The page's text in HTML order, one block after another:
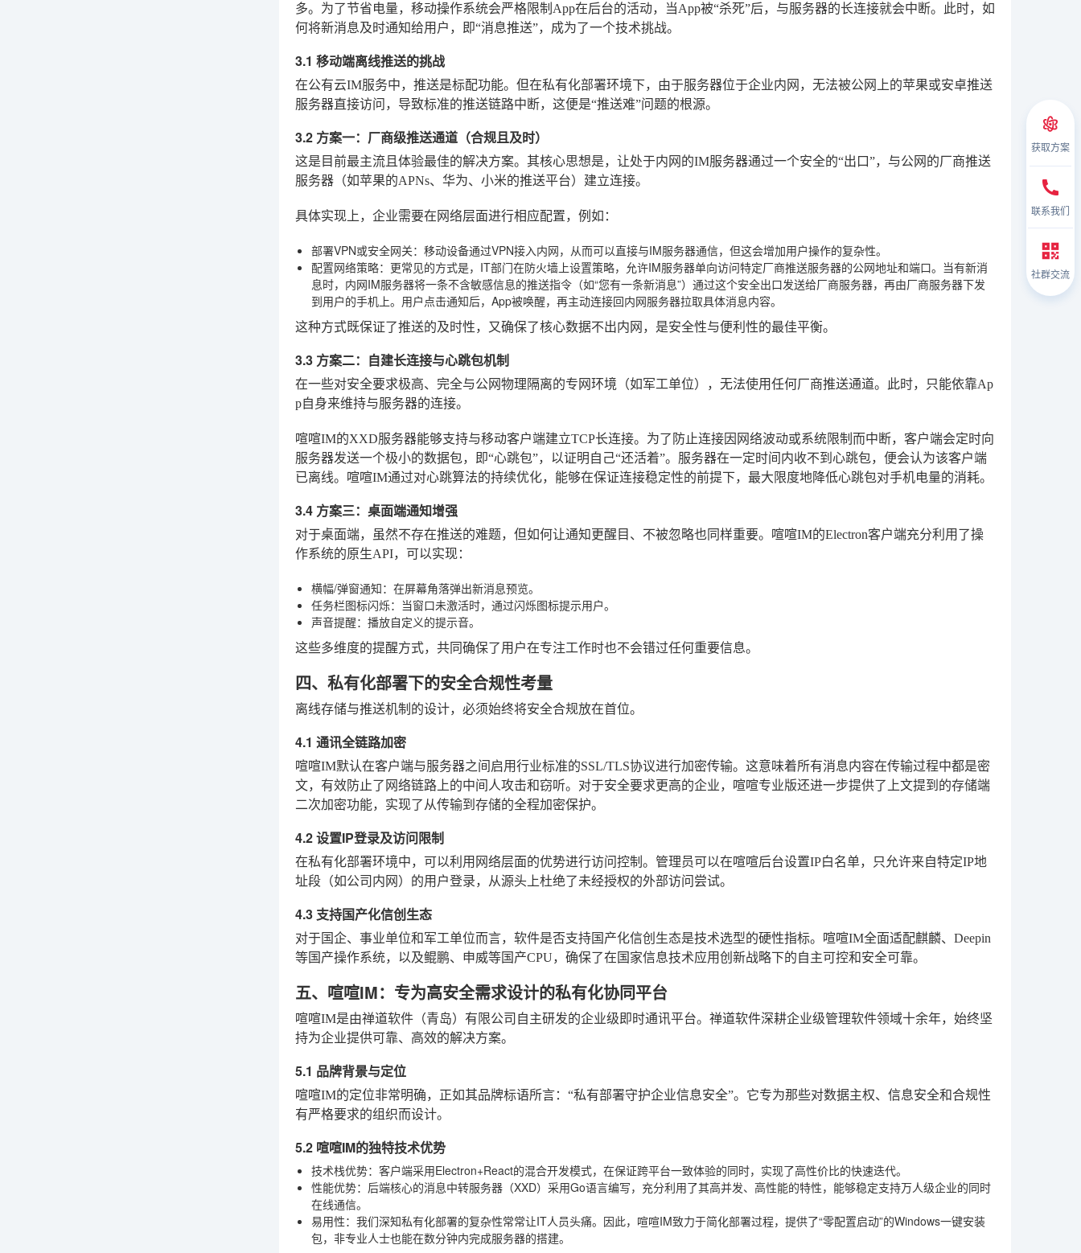
多。为了节省电量，移动操作系统会严格限制App在后台的活动，当App被“杀死”后，与服务器的长连接就会中断。此时，如
何将新消息及时通知给用户，即“消息推送”，成为了一个技术挑战。
3.1 移动端离线推送的挑战
在公有云IM服务中，推送是标配功能。但在私有化部署环境下，由于服务器位于企业内网，无法被公网上的苹果或安卓推送
服务器直接访问，导致标准的推送链路中断，这便是“推送难”问题的根源。
3.2 方案一：厂商级推送通道（合规且及时）
这是目前最主流且体验最佳的解决方案。其核心思想是，让处于内网的IM服务器通过一个安全的“出口”，与公网的厂商推送
服务器（如苹果的APNs、华为、小米的推送平台）建立连接。
具体实现上，企业需要在网络层面进行相应配置，例如：
部署VPN或安全网关：移动设备通过VPN接入内网，从而可以直接与IM服务器通信，但这会增加用户操作的复杂性。
配置网络策略：更常见的方式是，IT部门在防火墙上设置策略，允许IM服务器单向访问特定厂商推送服务器的公网地址和端口。当有新消
息时，内网IM服务器将一条不含敏感信息的推送指令（如“您有一条新消息”）通过这个安全出口发送给厂商服务器，再由厂商服务器下发
到用户的手机上。用户点击通知后，App被唤醒，再主动连接回内网服务器拉取具体消息内容。
这种方式既保证了推送的及时性，又确保了核心数据不出内网，是安全性与便利性的最佳平衡。
3.3 方案二：自建长连接与心跳包机制
在一些对安全要求极高、完全与公网物理隔离的专网环境（如军工单位），无法使用任何厂商推送通道。此时，只能依靠Ap
p自身来维持与服务器的连接。
喧喧IM的XXD服务器能够支持与移动客户端建立TCP长连接。为了防止连接因网络波动或系统限制而中断，客户端会定时向
服务器发送一个极小的数据包，即“心跳包”，以证明自己“还活着”。服务器在一定时间内收不到心跳包，便会认为该客户端
已离线。喧喧IM通过对心跳算法的持续优化，能够在保证连接稳定性的前提下，最大限度地降低心跳包对手机电量的消耗。
3.4 方案三：桌面端通知增强
对于桌面端，虽然不存在推送的难题，但如何让通知更醒目、不被忽略也同样重要。喧喧IM的Electron客户端充分利用了操
作系统的原生API，可以实现：
横幅/弹窗通知：在屏幕角落弹出新消息预览。
任务栏图标闪烁：当窗口未激活时，通过闪烁图标提示用户。
声音提醒：播放自定义的提示音。
这些多维度的提醒方式，共同确保了用户在专注工作时也不会错过任何重要信息。
四、私有化部署下的安全合规性考量
离线存储与推送机制的设计，必须始终将安全合规放在首位。
4.1 通讯全链路加密
喧喧IM默认在客户端与服务器之间启用行业标准的SSL/TLS协议进行加密传输。这意味着所有消息内容在传输过程中都是密
文，有效防止了网络链路上的中间人攻击和窃听。对于安全要求更高的企业，喧喧专业版还进一步提供了上文提到的存储端
二次加密功能，实现了从传输到存储的全程加密保护。
4.2 设置IP登录及访问限制
在私有化部署环境中，可以利用网络层面的优势进行访问控制。管理员可以在喧喧后台设置IP白名单，只允许来自特定IP地
址段（如公司内网）的用户登录，从源头上杜绝了未经授权的外部访问尝试。
4.3 支持国产化信创生态
对于国企、事业单位和军工单位而言，软件是否支持国产化信创生态是技术选型的硬性指标。喧喧IM全面适配麒麟、Deepin
等国产操作系统，以及鲲鹏、申威等国产CPU，确保了在国家信息技术应用创新战略下的自主可控和安全可靠。
五、喧喧IM：专为高安全需求设计的私有化协同平台
喧喧IM是由禅道软件（青岛）有限公司自主研发的企业级即时通讯平台。禅道软件深耕企业级管理软件领域十余年，始终坚
持为企业提供可靠、高效的解决方案。
5.1 品牌背景与定位
喧喧IM的定位非常明确，正如其品牌标语所言：“私有部署守护企业信息安全”。它专为那些对数据主权、信息安全和合规性
有严格要求的组织而设计。
5.2 喧喧IM的独特技术优势
技术栈优势：客户端采用Electron+React的混合开发模式，在保证跨平台一致体验的同时，实现了高性价比的快速迭代。
性能优势：后端核心的消息中转服务器（XXD）采用Go语言编写，充分利用了其高并发、高性能的特性，能够稳定支持万人级企业的同时
在线通信。
易用性：我们深知私有化部署的复杂性常常让IT人员头痛。因此，喧喧IM致力于简化部署过程，提供了“零配置启动”的Windows一键安装
包，非专业人士也能在数分钟内完成服务器的搭建。
获取方案
联系我们
社群交流